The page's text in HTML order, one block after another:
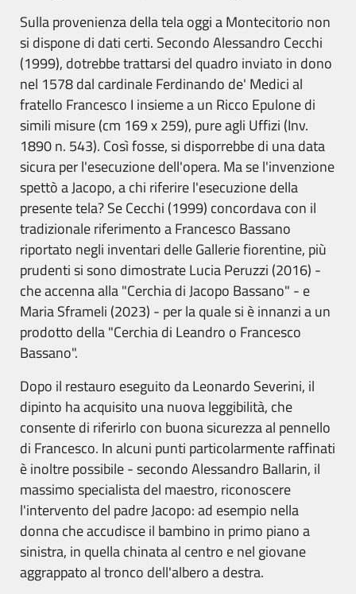
Sulla provenienza della tela oggi a Montecitorio non
si dispone di dati certi. Secondo Alessandro Cecchi
(1999), dotrebbe trattarsi del quadro inviato in dono
nel 1578 dal cardinale Ferdinando de' Medici al
fratello Francesco I insieme a un Ricco Epulone di
simili misure (cm 169 x 259), pure agli Uffizi (Inv.
1890 n. 543). Così fosse, si disporrebbe di una data
sicura per l'esecuzione dell'opera. Ma se l'invenzione
spettò a Jacopo, a chi riferire l'esecuzione della
presente tela? Se Cecchi (1999) concordava con il
tradizionale riferimento a Francesco Bassano
riportato negli inventari delle Gallerie fiorentine, più
prudenti si sono dimostrate Lucia Peruzzi (2016) -
che accenna alla "Cerchia di Jacopo Bassano" - e
Maria Sframeli (2023) - per la quale si è innanzi a un
prodotto della "Cerchia di Leandro o Francesco
Bassano".
Dopo il restauro eseguito da Leonardo Severini, il
dipinto ha acquisito una nuova leggibilità, che
consente di riferirlo con buona sicurezza al pennello
di Francesco. In alcuni punti particolarmente raffinati
è inoltre possibile - secondo Alessandro Ballarin, il
massimo specialista del maestro, riconoscere
l'intervento del padre Jacopo: ad esempio nella
donna che accudisce il bambino in primo piano a
sinistra, in quella chinata al centro e nel giovane
aggrappato al tronco dell'albero a destra.